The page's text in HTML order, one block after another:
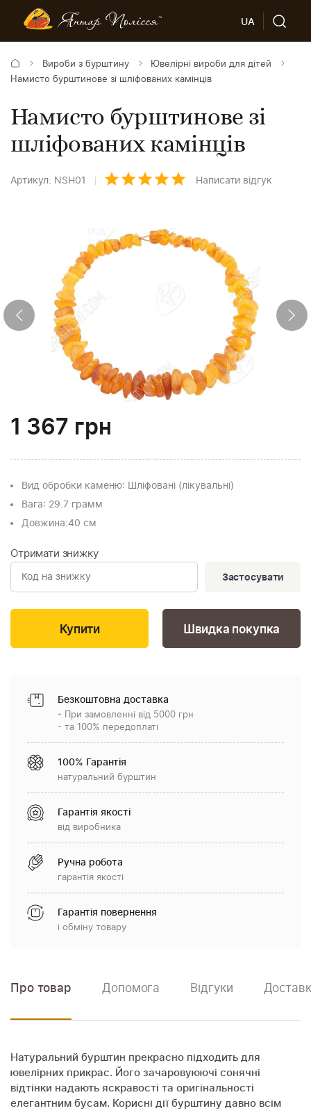
UA
Вироби з бурштину
Ювелірні вироби для дітей
Намисто бурштинове зі шліфованих камінців
Намисто бурштинове зі
шліфованих камінців
Артикул: NSH01 Написати відгук
1 367 грн
Вид обробки каменю: Шліфовані (лікувальні)
Вага: 29.7 грамм
Довжина:40 см
Отримати знижку
Застосувати
Швидка покупка
Безкоштовна доставка
- При замовленні від 5000 грн
- та 100% передоплаті
100% Гарантія
натуральний бурштин
Гарантія якості
від виробника
Ручна робота
гарантія якості
Гарантія повернення
і обміну товару
Про товар Допомога Відгуки
Натуральний бурштин прекрасно підходить для
ювелірних прикрас. Його зачаровуюючі сонячні
відтінки надають яскравості та оригінальності
елегантним бусам. Корисні дії бурштину давно всім